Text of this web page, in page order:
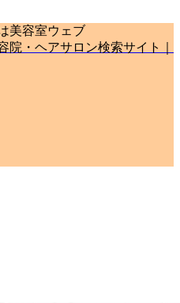
美容室ウェブ
院・ヘアサロン検索サイト｜